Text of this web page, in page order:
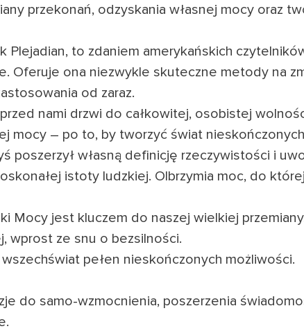
przekonań, odzyskania własnej mocy oraz
Plejadian, to zdaniem amerykańskich
Oferuje ona niezwykle skuteczne metody na
od zaraz.
nami drzwi do całkowitej, osobistej
mocy – po to, by tworzyć świat
poszerzył własną definicję rzeczywistości i
istoty ludzkiej. Olbrzymia moc, do
Mocy jest kluczem do naszej wielkiej
wprost ze snu o bezsilności.
pełen nieskończonych możliwości.
do samo-wzmocnienia, poszerzenia